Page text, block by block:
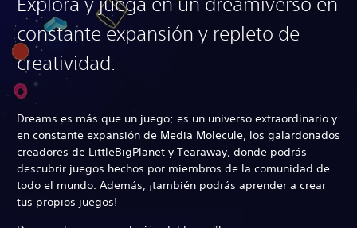
constante expansión y repleto de
creatividad.
Dreams es más que un juego; es un universo extraordinario y
en constante expansión de Media Molecule, los galardonados
creadores de LittleBigPlanet y Tearaway, donde podrás
descubrir juegos hechos por miembros de la comunidad de
todo el mundo. Además, ¡también podrás aprender a crear
tus propios juegos!